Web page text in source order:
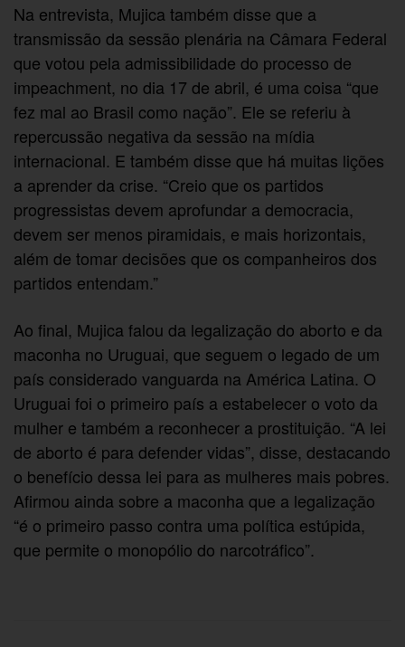
Na entrevista, Mujica também disse que a
transmissão da sessão plenária na Câmara Federal
que votou pela admissibilidade do processo de
impeachment, no dia 17 de abril, é uma coisa “que
fez mal ao Brasil como nação”. Ele se referiu à
repercussão negativa da sessão na mídia
internacional. E também disse que há muitas lições
a aprender da crise. “Creio que os partidos
progressistas devem aprofundar a democracia,
devem ser menos piramidais, e mais horizontais,
além de tomar decisões que os companheiros dos
partidos entendam.”
Ao final, Mujica falou da legalização do aborto e da
maconha no Uruguai, que seguem o legado de um
país considerado vanguarda na América Latina. O
Uruguai foi o primeiro país a estabelecer o voto da
mulher e também a reconhecer a prostituição. “A lei
de aborto é para defender vidas”, disse, destacando
o benefício dessa lei para as mulheres mais pobres.
Afirmou ainda sobre a maconha que a legalização
“é o primeiro passo contra uma política estúpida,
que permite o monopólio do narcotráfico”.